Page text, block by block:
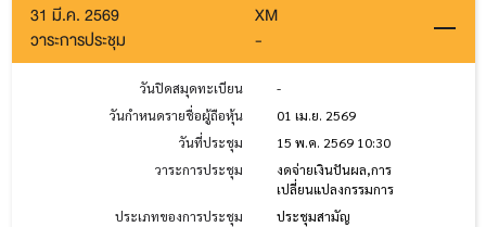
31 มี.ค. 2569
XM
วาระการประชุม
-
วันปิดสมุดทะเบียน
-
วันกำหนดรายชื่อผู้ถือหุ้น
01 เม.ย. 2569
วันที่ประชุม
15 พ.ค. 2569 10:30
วาระการประชุม
งดจ่ายเงินปันผล,การ
เปลี่ยนแปลงกรรมการ
ประเภทของการประชุม
ประชุมสามัญ